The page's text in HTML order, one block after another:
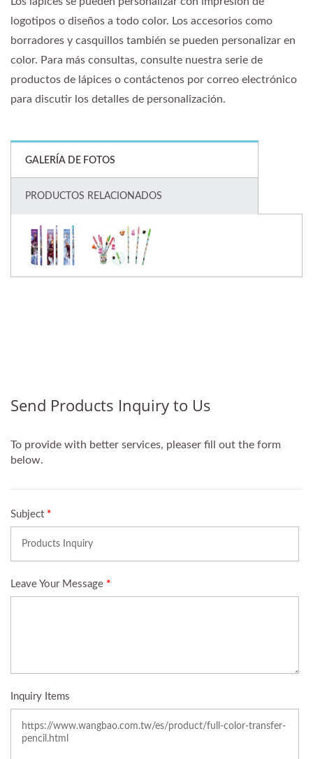
logotipos o diseños a todo color. Los accesorios como
borradores y casquillos también se pueden personalizar en
color. Para más consultas, consulte nuestra serie de
productos de lápices o contáctenos por correo electrónico
para discutir los detalles de personalización.
GALERÍA DE FOTOS
PRODUCTOS RELACIONADOS